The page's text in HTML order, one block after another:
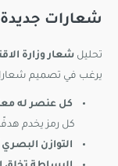
شعارات
تحليل شعار وزارة
يرغب في تصميم
كل عنصر له
كل رمز يخدم
التوازن